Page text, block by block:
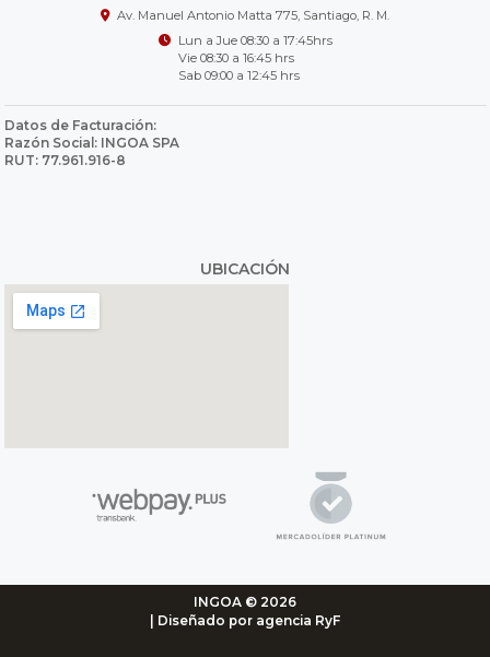
Av. Manuel Antonio Matta 775, Santiago, R. M.
Lun a Jue 08:30 a 17:45hrs
Vie 08:30 a 16:45 hrs
Sab 09:00 a 12:45 hrs
Datos de Facturación:
Razón Social: INGOA SPA
RUT: 77.961.916-8
UBICACIÓN
INGOA © 2026
| Diseñado por agencia RyF